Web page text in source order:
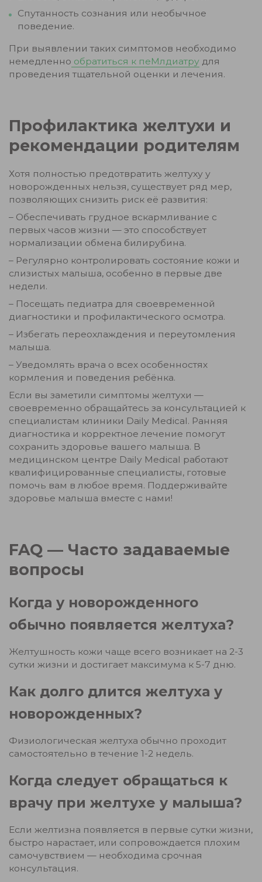
Спутанность сознания или необычное
поведение.
При выявлении таких симптомов необходимо
немедленно обратиться к пеМлдиатру для
проведения тщательной оценки и лечения.
Профилактика желтухи и
рекомендации родителям
Хотя полностью предотвратить желтуху у
новорожденных нельзя, существует ряд мер,
позволяющих снизить риск её развития:
– Обеспечивать грудное вскармливание с
первых часов жизни — это способствует
нормализации обмена билирубина.
– Регулярно контролировать состояние кожи и
слизистых малыша, особенно в первые две
недели.
– Посещать педиатра для своевременной
диагностики и профилактического осмотра.
– Избегать переохлаждения и переутомления
малыша.
– Уведомлять врача о всех особенностях
кормления и поведения ребёнка.
Если вы заметили симптомы желтухи —
своевременно обращайтесь за консультацией к
специалистам клиники Daily Medical. Ранняя
диагностика и корректное лечение помогут
сохранить здоровье вашего малыша. В
медицинском центре Daily Medical работают
квалифицированные специалисты, готовые
помочь вам в любое время. Поддерживайте
здоровье малыша вместе с нами!
FAQ — Часто задаваемые
вопросы
Когда у новорожденного
обычно появляется желтуха?
Желтушность кожи чаще всего возникает на 2-3
сутки жизни и достигает максимума к 5-7 дню.
Как долго длится желтуха у
новорожденных?
Физиологическая желтуха обычно проходит
самостоятельно в течение 1-2 недель.
Когда следует обращаться к
врачу при желтухе у малыша?
Если желтизна появляется в первые сутки жизни,
быстро нарастает, или сопровождается плохим
самочувствием — необходима срочная
консультация.